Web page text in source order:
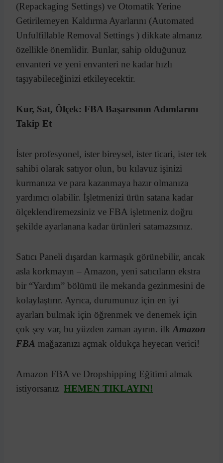
(Repackaging Settings) ve Otomatik Yerine
Getirilemeyen Kaldırma Ayarlarını (Automated
Unfulfillable Removal Settings ) dikkate almanız
özellikle önemlidir. Bunlar, sahip olduğunuz
envanteri ve yeni envanteri ne kadar hızlı
taşıyabileceğinizi etkileyecektir.
Kur, Sat, Ölçek: FBA Başarısının Adımlarını
Takip Et
İster profesyonel, ister bireysel, ister ticari, ister tek
sahibi olarak satıyor olun, bu kılavuz işinizi
kurmanıza ve para kazanmaya hazır olmanıza
yardımcı olabilir. İşletmenizi ürün satana kadar
ölçeklendiremezsiniz ve FBA işletmeniz doğru
şekilde ayarlanana kadar ürünleri satamazsınız.
Satıcı Paneli dışardan karmaşık görünebilir, ancak
asla korkmayın – Amazon, yeni satıcıların ekstra
bir “Yardım” bölümü ile mekanda gezinmesini de
kolaylaştırır. Ayrıca, durumunuz için en iyi
ayarları bulmak için öğrenmek ve denemek için
çok şey var, bu yüzden zaman ayırın. ilk Amazon
FBA mağazanızı açmak oldukça heyecan verici!
Amazon FBA ve Dropshipping Eğitimi almak
istiyorsanız HEMEN TIKLAYIN!